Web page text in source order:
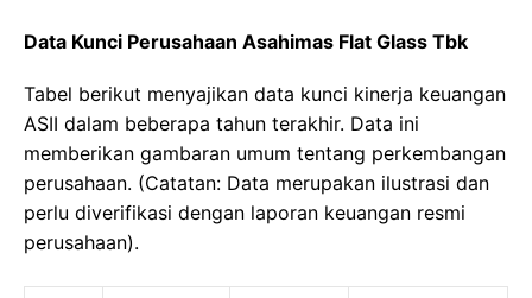
Data Kunci Perusahaan Asahimas Flat Glass Tbk
Tabel berikut menyajikan data kunci kinerja keuangan
ASII dalam beberapa tahun terakhir. Data ini
memberikan gambaran umum tentang perkembangan
perusahaan. (Catatan: Data merupakan ilustrasi dan
perlu diverifikasi dengan laporan keuangan resmi
perusahaan).